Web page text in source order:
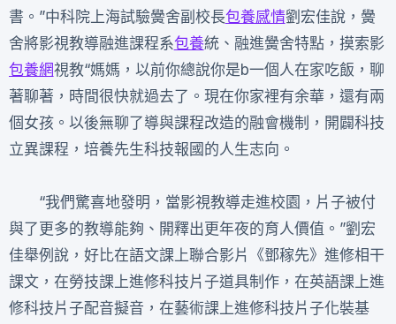
書。”中科院上海試驗黌舍副校長包養感情劉宏佳說，黌
舍將影視教導融進課程系包養統、融進黌舍特點，摸索影
包養網視教“媽媽，以前你總說你是b一個人在家吃飯，聊
著聊著，時間很快就過去了。現在你家裡有余華，還有兩
個女孩。以後無聊了導與課程改造的融會機制，開闢科技
立異課程，培養先生科技報國的人生志向。
“我們驚喜地發明，當影視教導走進校園，片子被付
與了更多的教導能夠、開釋出更年夜的育人價值。”劉宏
佳舉例說，好比在語文課上聯合影片《鄧稼先》進修相干
課文，在勞技課上進修科技片子道具制作，在英語課上進
修科技片子配音擬音，在藝術課上進修科技片子化裝基